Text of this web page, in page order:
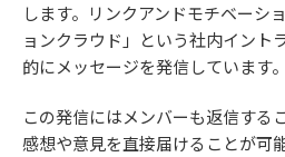
します。リンクアンドモチベーシ
ョンクラウド」という社内イント
的にメッセージを発信しています。
この発信にはメンバーも返信する
感想や意見を直接届けることが可